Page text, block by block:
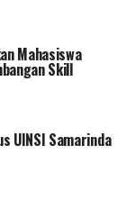
Mahasiswa
Skill
UINSI Samarinda